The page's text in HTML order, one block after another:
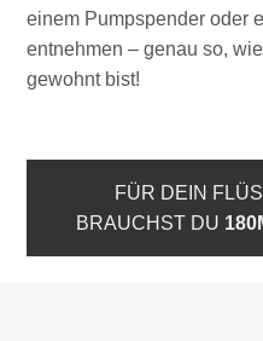
einem Pumpspender oder
entnehmen – genau so,
gewohnt bist!
FÜR DEIN
BRAUCHST DU